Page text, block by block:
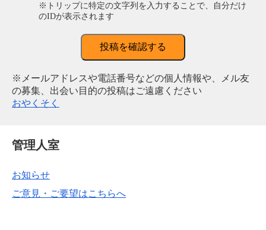
※トリップに特定の文字列を入力することで、自分だけ
のIDが表示されます
投稿を確認する
※メールアドレスや電話番号などの個人情報や、メル友
の募集、出会い目的の投稿はご遠慮ください
おやくそく
管理人室
お知らせ
ご意見・ご要望はこちらへ